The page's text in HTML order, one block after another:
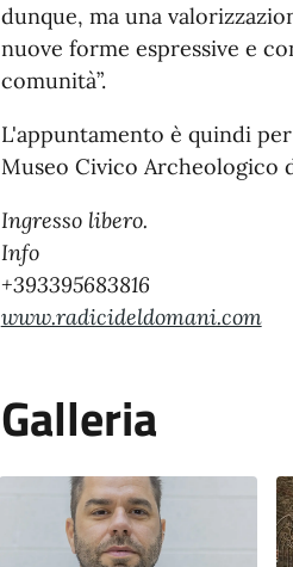
dunque, ma una
nuove forme espressive e
comunità”.
L'appuntamento è quindi
Museo Civico Archeologico
Ingresso libero.
Info
+393395683816
www.radicideldomani.com
Galleria